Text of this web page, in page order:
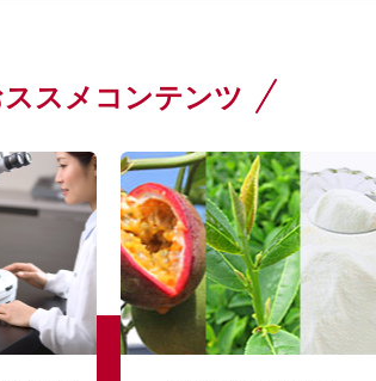
ススメコンテンツ